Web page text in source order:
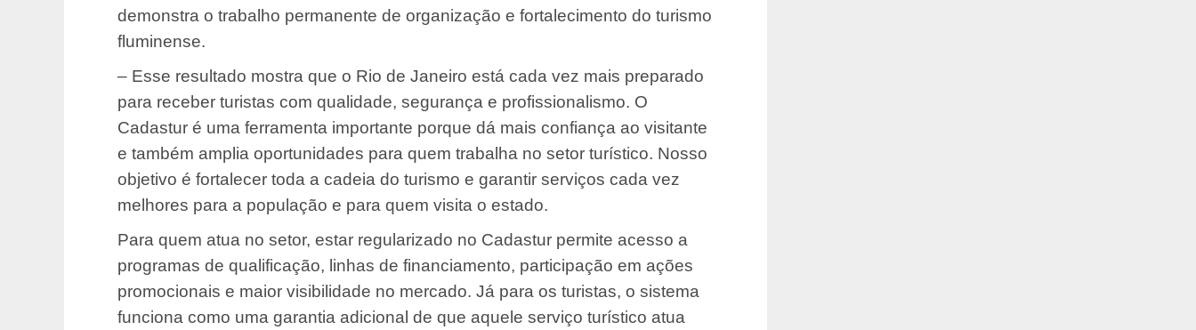
demonstra o trabalho permanente de organização e fortalecimento do turismo
fluminense.
– Esse resultado mostra que o Rio de Janeiro está cada vez mais preparado
para receber turistas com qualidade, segurança e profissionalismo. O
Cadastur é uma ferramenta importante porque dá mais confiança ao visitante
e também amplia oportunidades para quem trabalha no setor turístico. Nosso
objetivo é fortalecer toda a cadeia do turismo e garantir serviços cada vez
melhores para a população e para quem visita o estado.
Para quem atua no setor, estar regularizado no Cadastur permite acesso a
programas de qualificação, linhas de financiamento, participação em ações
promocionais e maior visibilidade no mercado. Já para os turistas, o sistema
funciona como uma garantia adicional de que aquele serviço turístico atua